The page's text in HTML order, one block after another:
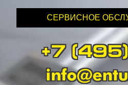
СЕРВИСНОЕ
+7